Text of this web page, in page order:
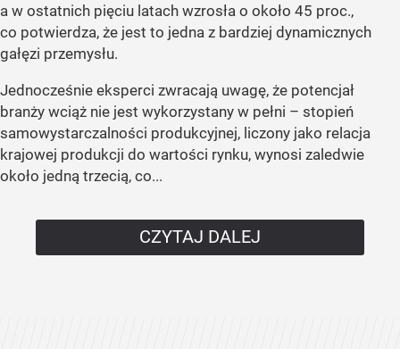
a w ostatnich pięciu latach wzrosła o około 45 proc.,
co potwierdza, że jest to jedna z bardziej dynamicznych
gałęzi przemysłu.
Jednocześnie eksperci zwracają uwagę, że potencjał
branży wciąż nie jest wykorzystany w pełni – stopień
samowystarczalności produkcyjnej, liczony jako relacja
krajowej produkcji do wartości rynku, wynosi zaledwie
około jedną trzecią, co...
CZYTAJ DALEJ